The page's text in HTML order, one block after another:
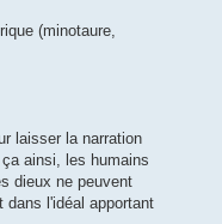
(minotaure,
laisser la narration
ainsi, les humains
dieux ne peuvent
l'idéal apportant